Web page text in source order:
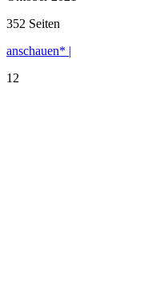
352 Seiten
anschauen* |
12